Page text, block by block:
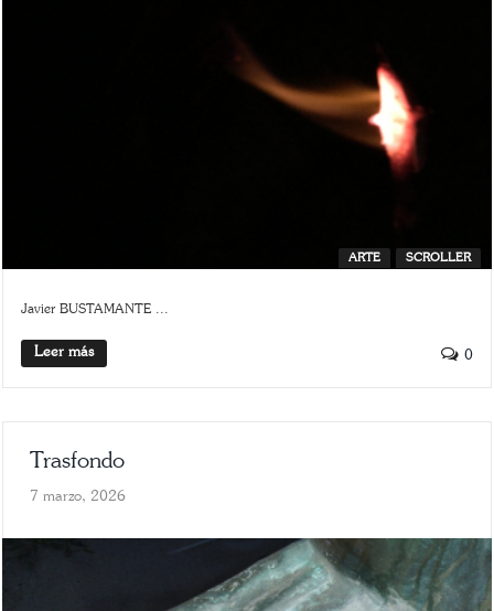
ARTE SCROLLER
Javier BUSTAMANTE ...
Leer más 0
Trasfondo
7 marzo, 2026